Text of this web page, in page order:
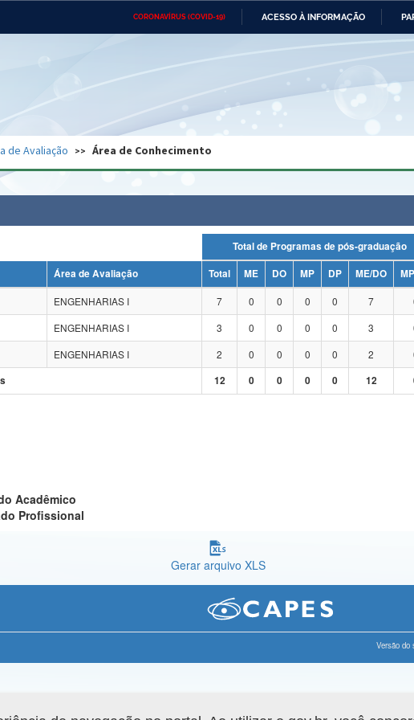
CORONAVÍRUS (COVID-19) ACESSO À INFORMAÇÃO
Ministério das Relações
Ministério do Desenvolvimento
Regional e dos
Advocacia-Geral da União Banco Central do Brasil Planalto
de Avaliação Área de Conhecimento
Total de Programas de pós-graduação
Área de Avaliação Total ME DO MP DP ME/DO
ENGENHARIAS I 7 0 0 0 0 7
ENGENHARIAS I 3 0 0 0 0 3
ENGENHARIAS I 2 0 0 0 0 2
12 0 0 0 0 12
Acadêmico
Profissional
Gerar arquivo XLS
Versão do